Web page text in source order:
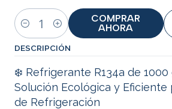
Cantidad
COMPRAR
AHORA
DESCRIPCIÓN
❄️ Refrigerante R134a de 1000
Solución Ecológica y Eficiente
de Refrigeración